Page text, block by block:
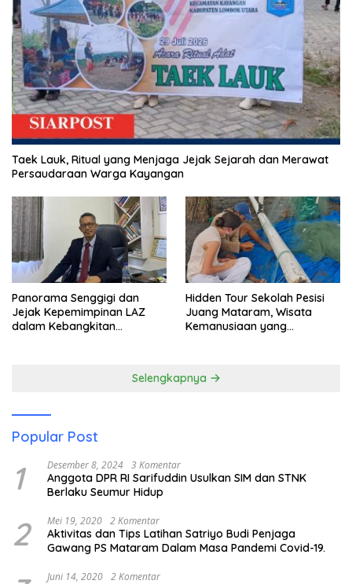
Taek Lauk, Ritual yang Menjaga Jejak Sejarah dan Merawat
Persaudaraan Warga Kayangan
Panorama Senggigi dan
Jejak Kepemimpinan LAZ
dalam Kebangkitan
Hidden Tour Sekolah Pesisi
Juang Mataram, Wisata
Kemanusiaan yang
Selengkapnya
Popular Post
1 Desember 8, 2024 3 Komentar
Anggota DPR RI Sarifuddin Usulkan SIM dan STNK
Berlaku Seumur Hidup
2 Mei 19, 2020 2 Komentar
Aktivitas dan Tips Latihan Satriyo Budi Penjaga
Gawang PS Mataram Dalam Masa Pandemi Covid-19.
Juni 14, 2020 2 Komentar